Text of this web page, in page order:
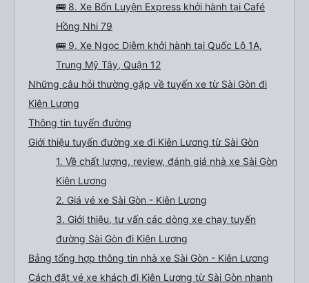
🚌 8. Xe Bốn Luyện Express khởi hành tại Café
Hồng Nhi 79
🚌 9. Xe Ngọc Diễm khởi hành tại Quốc Lộ 1A,
Trung Mỹ Tây, Quận 12
Những câu hỏi thường gặp về tuyến xe từ Sài Gòn đi
Kiên Lương
Thông tin tuyến đường
Giới thiệu tuyến đường xe đi Kiên Lương từ Sài Gòn
1. Về chất lượng, review, đánh giá nhà xe Sài Gòn
Kiên Lương
2. Giá vé xe Sài Gòn - Kiên Lương
3. Giới thiệu, tư vấn các dòng xe chạy tuyến
đường Sài Gòn đi Kiên Lương
Bảng tổng hợp thông tin nhà xe Sài Gòn - Kiên Lương
Cách đặt vé xe khách đi Kiên Lương từ Sài Gòn nhanh